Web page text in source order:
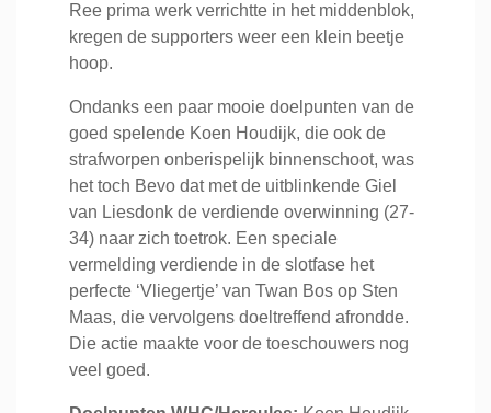
Ree prima werk verrichtte in het middenblok,
kregen de supporters weer een klein beetje
hoop.
Ondanks een paar mooie doelpunten van de
goed spelende Koen Houdijk, die ook de
strafworpen onberispelijk binnenschoot, was
het toch Bevo dat met de uitblinkende Giel
van Liesdonk de verdiende overwinning (27-
34) naar zich toetrok. Een speciale
vermelding verdiende in de slotfase het
perfecte ‘Vliegertje’ van Twan Bos op Sten
Maas, die vervolgens doeltreffend afrondde.
Die actie maakte voor de toeschouwers nog
veel goed.